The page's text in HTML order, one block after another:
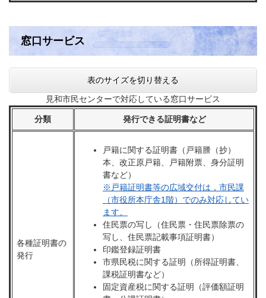
窓口サービス
表のサイズを切り替える
見和市民センターで対応している窓口サービス
分類 発行できる証明書など
各種証明書の
発行
戸籍に関する証明書（戸籍謄（抄）
本、改正原戸籍、戸籍附票、身分証明
書など）
※戸籍証明書等の広域交付は，市民課
（市役所本庁舎1階）でのみ対応してい
ます。
住民票の写し（住民票・住民票除票の
写し、住民票記載事項証明書）
印鑑登録証明書
市県民税に関する証明（所得証明書、
課税証明書など）
固定資産税に関する証明（評価額証明